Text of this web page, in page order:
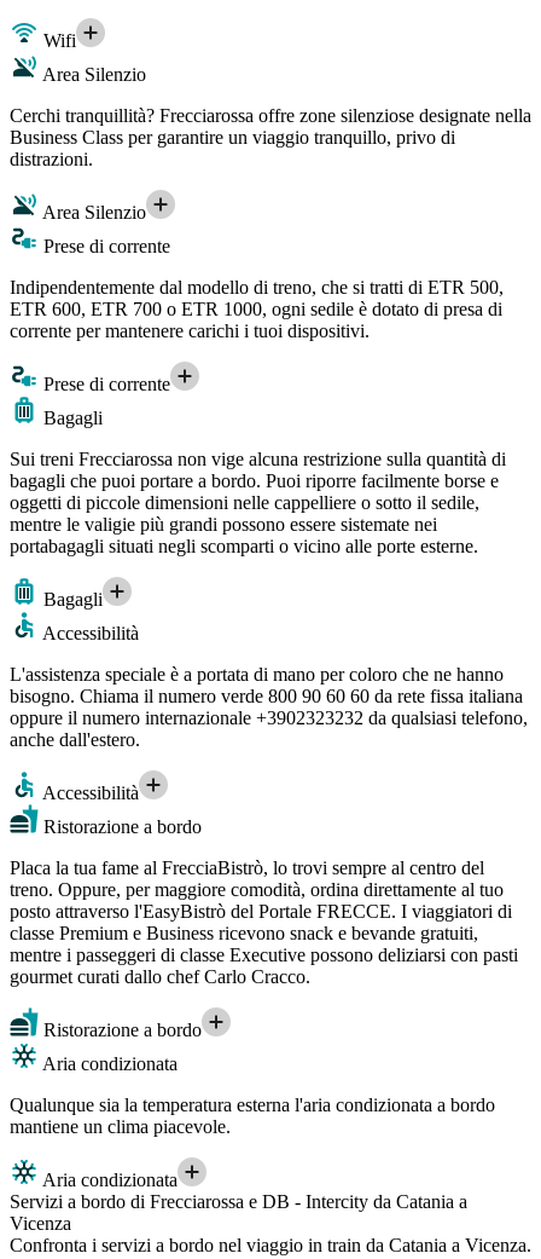
Wifi
Area Silenzio
Cerchi tranquillità? Frecciarossa offre zone silenziose designate nella
Business Class per garantire un viaggio tranquillo, privo di
distrazioni.
Area Silenzio
Prese di corrente
Indipendentemente dal modello di treno, che si tratti di ETR 500,
ETR 600, ETR 700 o ETR 1000, ogni sedile è dotato di presa di
corrente per mantenere carichi i tuoi dispositivi.
Prese di corrente
Bagagli
Sui treni Frecciarossa non vige alcuna restrizione sulla quantità di
bagagli che puoi portare a bordo. Puoi riporre facilmente borse e
oggetti di piccole dimensioni nelle cappelliere o sotto il sedile,
mentre le valigie più grandi possono essere sistemate nei
portabagagli situati negli scomparti o vicino alle porte esterne.
Bagagli
Accessibilità
L'assistenza speciale è a portata di mano per coloro che ne hanno
bisogno. Chiama il numero verde 800 90 60 60 da rete fissa italiana
oppure il numero internazionale +3902323232 da qualsiasi telefono,
anche dall'estero.
Accessibilità
Ristorazione a bordo
Placa la tua fame al FrecciaBistrò, lo trovi sempre al centro del
treno. Oppure, per maggiore comodità, ordina direttamente al tuo
posto attraverso l'EasyBistrò del Portale FRECCE. I viaggiatori di
classe Premium e Business ricevono snack e bevande gratuiti,
mentre i passeggeri di classe Executive possono deliziarsi con pasti
gourmet curati dallo chef Carlo Cracco.
Ristorazione a bordo
Aria condizionata
Qualunque sia la temperatura esterna l'aria condizionata a bordo
mantiene un clima piacevole.
Aria condizionata
Servizi a bordo di Frecciarossa e DB - Intercity da Catania a
Vicenza
Confronta i servizi a bordo nel viaggio in train da Catania a Vicenza.